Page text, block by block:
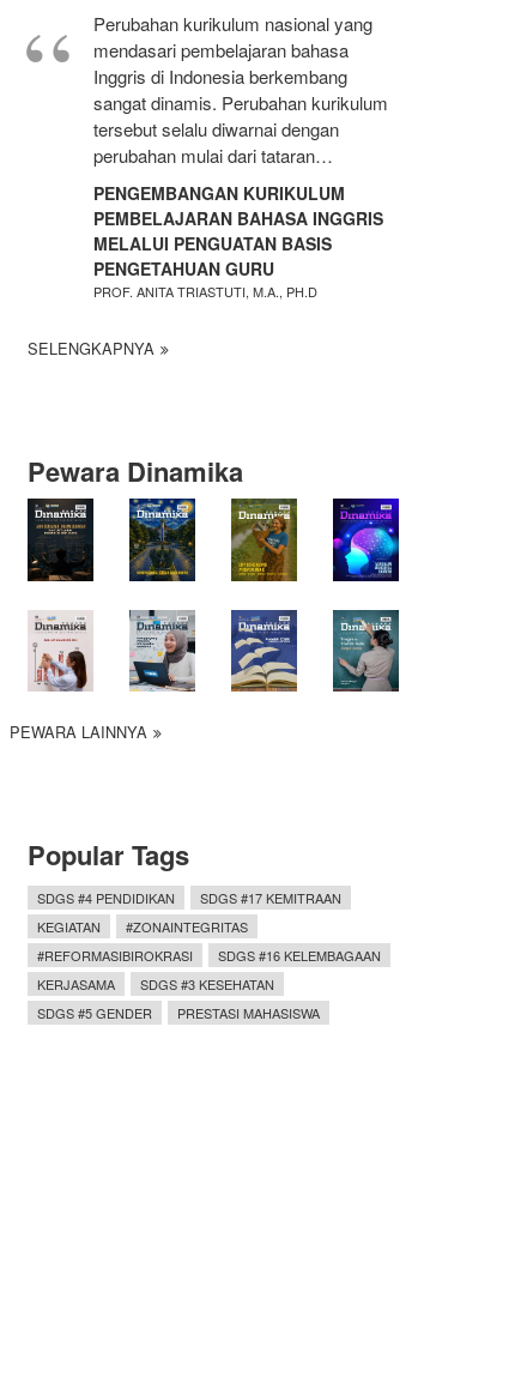
Perubahan kurikulum nasional yang
mendasari pembelajaran bahasa
Inggris di Indonesia berkembang
sangat dinamis. Perubahan kurikulum
tersebut selalu diwarnai dengan
perubahan mulai dari tataran…
PENGEMBANGAN KURIKULUM
PEMBELAJARAN BAHASA INGGRIS
MELALUI PENGUATAN BASIS
PENGETAHUAN GURU
PROF. ANITA TRIASTUTI, M.A., PH.D
SELENGKAPNYA
Pewara Dinamika
PEWARA LAINNYA
Popular Tags
SDGS #4 PENDIDIKAN
SDGS #17 KEMITRAAN
KEGIATAN
#ZONAINTEGRITAS
#REFORMASIBIROKRASI
SDGS #16 KELEMBAGAAN
KERJASAMA
SDGS #3 KESEHATAN
SDGS #5 GENDER
PRESTASI MAHASISWA